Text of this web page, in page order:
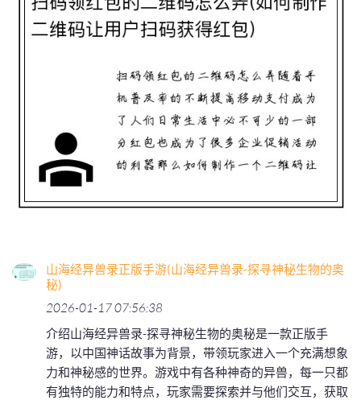
山海经异兽录正版手游(山海经异兽录-探寻神秘生物的奥
秘)
2026-01-17 07:56:38
介绍山海经异兽录-探寻神秘生物的奥秘是一款正版手
游，以中国神话故事为背景，带领玩家进入一个充满想象
力和神秘感的世界。游戏中有各种神奇的异兽，每一只都
有独特的能力和特点，玩家需要探索并与他们交互，获取